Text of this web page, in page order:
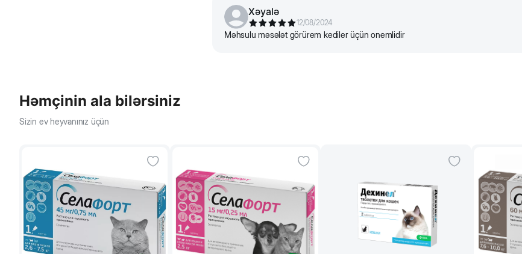
Xəyalə
12/08/2024
Məhsulu məsələt görürem kediler üçün onemlidir
Həmçinin ala bilərsiniz
Sizin ev heyvanınız üçün